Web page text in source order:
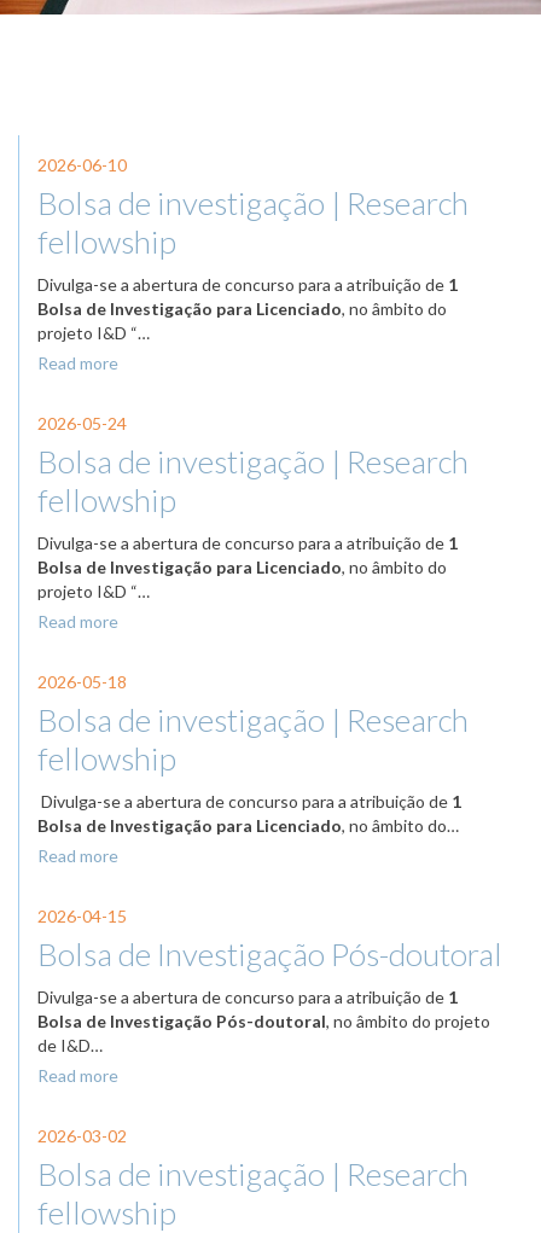
2026-06-10
Bolsa de investigação | Research
fellowship
Divulga-se a abertura de concurso para a atribuição de 1
Bolsa de Investigação para Licenciado, no âmbito do
projeto I&D “…
Read more
2026-05-24
Bolsa de investigação | Research
fellowship
Divulga-se a abertura de concurso para a atribuição de 1
Bolsa de Investigação para Licenciado, no âmbito do
projeto I&D “…
Read more
2026-05-18
Bolsa de investigação | Research
fellowship
Divulga-se a abertura de concurso para a atribuição de 1
Bolsa de Investigação para Licenciado, no âmbito do…
Read more
2026-04-15
Bolsa de Investigação Pós-doutoral
Divulga-se a abertura de concurso para a atribuição de 1
Bolsa de Investigação Pós-doutoral, no âmbito do projeto
de I&D…
Read more
2026-03-02
Bolsa de investigação | Research
fellowship